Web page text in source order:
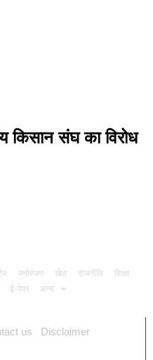
किसान संघ का विरोध
मनोरंजन खेल राजनीति
शिक्षा
ई-पेपर अन्य
us
Disclaimer